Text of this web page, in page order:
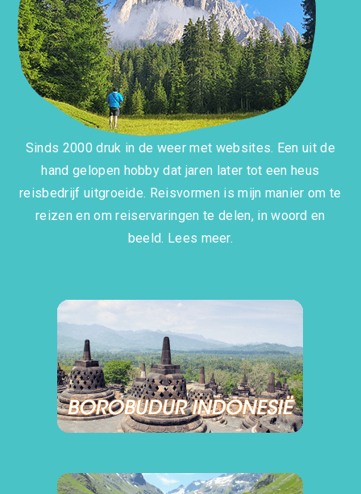
Sinds 2000 druk in de weer met websites. Een uit de
hand gelopen hobby dat jaren later tot een heus
reisbedrijf uitgroeide. Reisvormen is mijn manier om te
reizen en om reiservaringen te delen, in woord en
beeld. Lees meer.